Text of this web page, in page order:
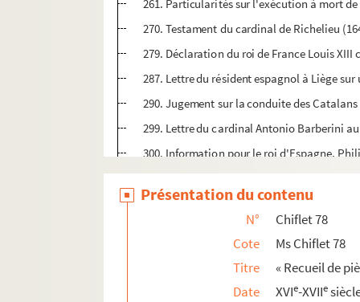
261. Particularités sur l'exécution à mort
270. Testament du cardinal de Richelieu
279. Déclaration du roi de France Louis
287. Lettre du résident espagnol à Liège
290. Jugement sur la conduite des
299. Lettre du cardinal Antonio Barberini
300. Information pour le roi d'Espagne,
311. « Porque, paraque » : mémoire
315. Récit du passage du duc de Parme par
325. Requête, en vers espagnols, sur les
329. Lettre du roi de France au marquis
332. Discours italien sur l'arrivée à Rome
Présentation du contenu
N°
Chiflet 78
Cote
Ms Chiflet 78
Titre
« Recueil de
Date
XVIe-XVIIe